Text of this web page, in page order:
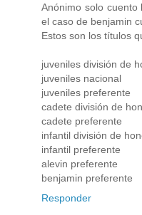
Anónimo solo
el caso de benjamin
Estos son los títulos
juveniles división de
juveniles nacional
juveniles preferente
cadete división de
cadete preferente
infantil división de
infantil preferente
alevin preferente
benjamin preferente
Responder